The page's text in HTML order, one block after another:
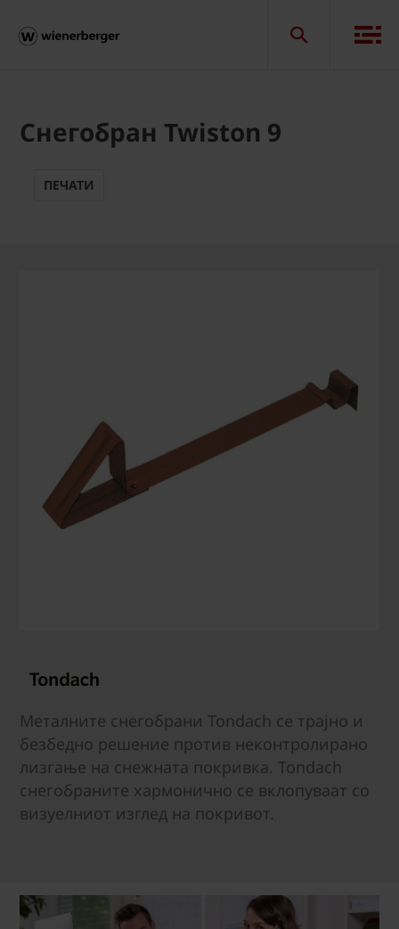
Снегобран Twiston 9
ПЕЧАТИ
Металните снегобрани Tondach се трајно и
безбедно решение против неконтролирано
лизгање на снежната покривка. Tondach
снегобраните хармонично се вклопуваат со
визуелниот изглед на покривот.